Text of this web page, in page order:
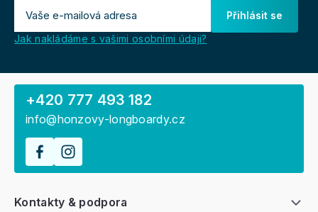
Přihlásit se
Jak nakládáme s vašimi osobními údaji?
Kontakty & podpora
+420 777 493 182
info@honzovy-longboardy.cz